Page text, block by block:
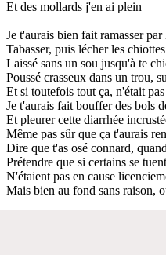
Et des mollards j'en ai plein
Je t'aurais bien fait ramasser
Tabasser, puis lécher les
Laissé sans un sou jusqu'à te
Poussé crasseux dans un trou,
Et si toutefois tout ça, n'était
Je t'aurais fait bouffer des bols
Et pleurer cette diarrhée
Même pas sûr que ça t'aurais
Dire que t'as osé connard,
Prétendre que si certains se
N'étaient pas en cause
Mais bien au fond sans raison,